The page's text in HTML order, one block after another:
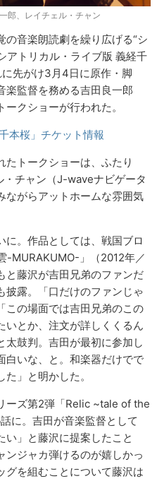
郎、レイチェル・チャン
音楽朗読劇を繰り広げる“シ
アトリカル・ライブ版 義経千
先がけ3月4日に原作・脚
楽監督を務める吉田良一郎
ークショーが行われた。
本桜」チケット情報
たトークショーは、ふたり
・チャン（J-waveナビゲータ
ながらアットホームな雰囲気
に。作品としては、戦国ブロ
-MURAKUMO-」（2012年／
と藤沢が吉田兄弟のファンだ
披露。「口だけのファンじゃ
この場面では吉田兄弟のこの
いとか、注文が詳しくくるん
太鼓判。吉田が最初に参加し
白いな、と。和楽器だけでで
」と明かした。
ーズ第2弾「Relic ~tale of the
に。吉田が音楽監督として
い」と藤沢に提案したこと
ンジャカ弾けるのが嬉しかっ
グを組むことについて藤沢は